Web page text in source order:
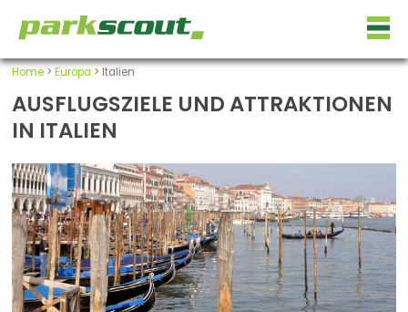
Home> Europa > Italien
AUSFLUGSZIELE UND ATTRAKTIONEN
IN ITALIEN